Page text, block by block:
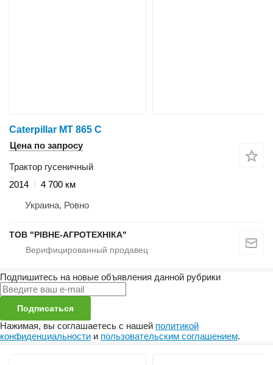
Caterpillar MT 865 C
Цена по запросу
Трактор гусеничный
2014
4 700 км
Украина, Ровно
ТОВ "РІВНЕ-АГРОТЕХНІКА"
Подпишитесь на новые объявления данной рубрики
Подписаться
Нажимая, вы соглашаетесь с нашей политикой
конфиденциальности и пользовательским соглашением.